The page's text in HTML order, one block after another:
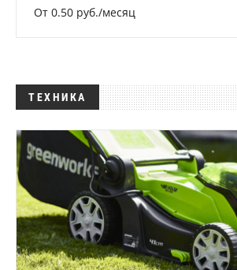
От 0.50 руб./месяц
ТЕХНИКА